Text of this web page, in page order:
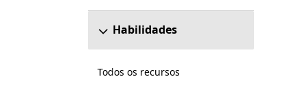
Habilidades
Todos os recursos